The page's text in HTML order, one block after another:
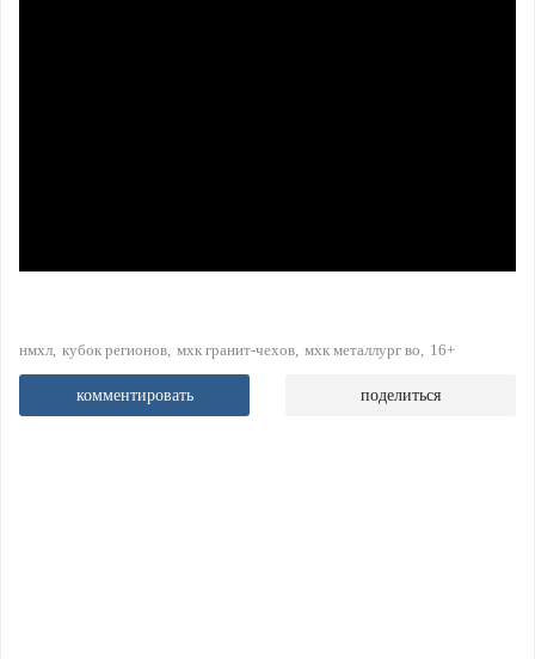
нмхл кубок регионов мхк гранит-чехов мхк металлург во 16+
комментировать поделиться